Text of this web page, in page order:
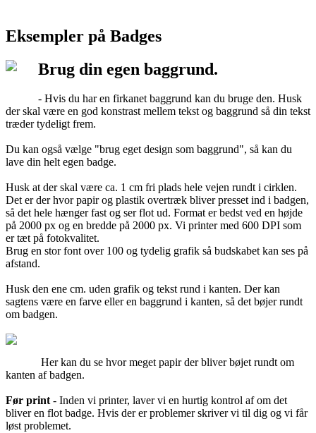
Eksempler på Badges
Brug din egen baggrund.
- Hvis du har en firkanet baggrund kan du bruge den. Husk
der skal være en god konstrast mellem tekst og baggrund så din tekst
træder tydeligt frem.
Du kan også vælge "brug eget design som baggrund", så kan du
lave din helt egen badge.
Husk at der skal være ca. 1 cm fri plads hele vejen rundt i cirklen.
Det er der hvor papir og plastik overtræk bliver presset ind i badgen,
så det hele hænger fast og ser flot ud. Format er bedst ved en højde
på 2000 px og en bredde på 2000 px. Vi printer med 600 DPI som
er tæt på fotokvalitet.
Brug en stor font over 100 og tydelig grafik så budskabet kan ses på
afstand.
Husk den ene cm. uden grafik og tekst rund i kanten. Der kan
sagtens være en farve eller en baggrund i kanten, så det bøjer rundt
om badgen.
Her kan du se hvor meget papir der bliver bøjet rundt om
kanten af badgen.
Før print- Inden vi printer, laver vi en hurtig kontrol af om det
bliver en flot badge. Hvis der er problemer skriver vi til dig og vi får
løst problemet.